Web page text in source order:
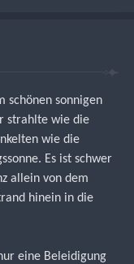
schönen sonnigen
strahlte wie die
wie die
Es ist schwer
allein von dem
hinein in die
eine Beleidigung